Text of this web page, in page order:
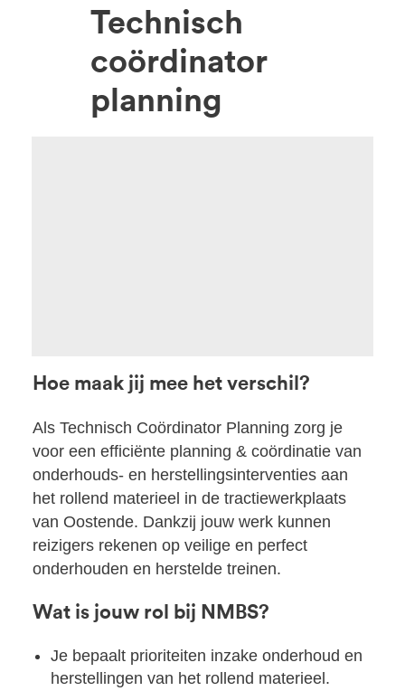
Technisch
coördinator
planning
Hoe maak jij mee het verschil?
Als Technisch Coördinator Planning zorg je
voor een efficiënte planning & coördinatie van
onderhouds- en herstellingsinterventies aan
het rollend materieel in de tractiewerkplaats
van Oostende. Dankzij jouw werk kunnen
reizigers rekenen op veilige en perfect
onderhouden en herstelde treinen.
Wat is jouw rol bij NMBS?
Je bepaalt prioriteiten inzake onderhoud en
herstellingen van het rollend materieel.